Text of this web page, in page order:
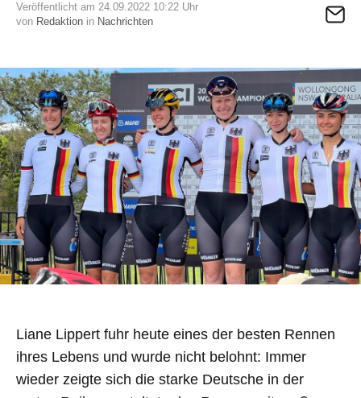
Veröffentlicht am 24.09.2022 10:22 Uhr
von Redaktion in Nachrichten
Liane Lippert fuhr heute eines der besten Rennen
ihres Lebens und wurde nicht belohnt: Immer
wieder zeigte sich die starke Deutsche in der